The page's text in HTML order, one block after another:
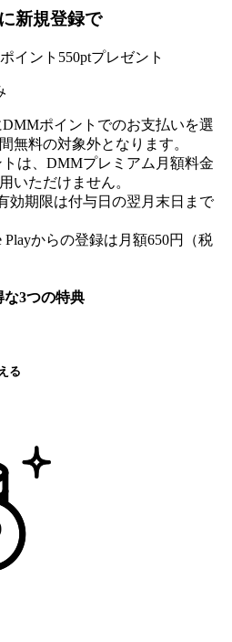
新規登録で
ポイントでのお支払いを選
無料の対象外となります。
は、DMMプレミアム月額料金
いただけません。
効期限は付与日の翌月末日まで
Playからの登録は月額650円（税
な3つの特典
る